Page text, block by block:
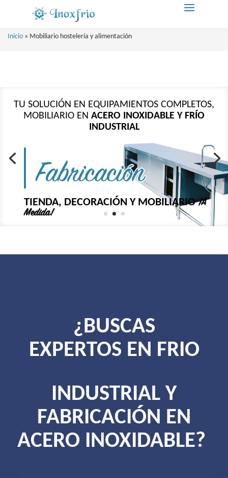
Inicio » Mobiliario hostelería y alimentación
TU SOLUCIÓN ENACERO INOXIDABLE Y FRÍO
INDUSTRIAL
Instalación
TIENDA, DECORACIÓN Y MOBILIARIO
¡A
Medida!
¿BUSCAS
EXPERTOS EN FRIO
INDUSTRIAL Y
FABRICACIÓN EN
ACERO INOXIDABLE?